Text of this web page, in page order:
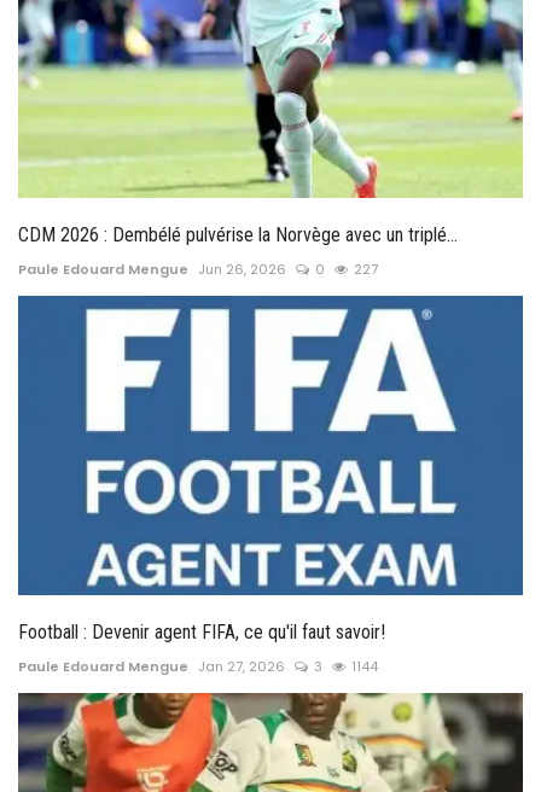
CDM 2026 : Dembélé pulvérise la Norvège avec un triplé...
Paule Edouard Mengue Jun 26, 2026 0 227
Football : Devenir agent FIFA, ce qu'il faut savoir!
Paule Edouard Mengue Jan 27, 2026 3 1144